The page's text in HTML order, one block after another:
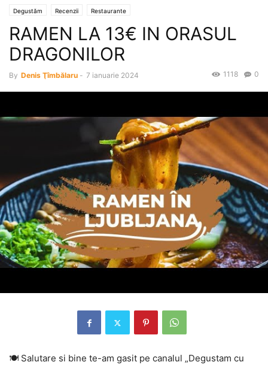
Degustăm Recenzii Restaurante
RAMEN LA 13€ IN ORASUL
DRAGONILOR
By Denis Ţîmbălaru - 7 ianuarie 2024 0
1118
🍽 Salutare si bine te-am gasit pe canalul „Degustam cu